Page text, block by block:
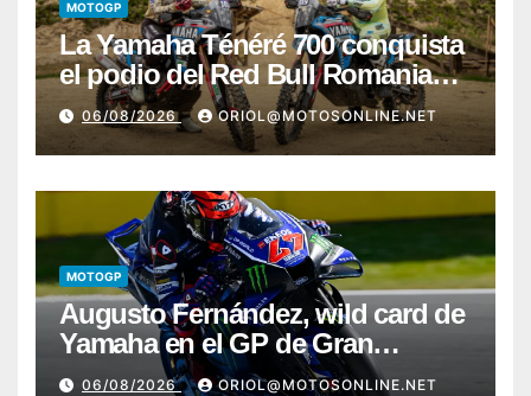
MOTOGP
La Yamaha Ténéré 700 conquista
el podio del Red Bull Romaniacs
2026 con Pol Tarrés
06/08/2026 ORIOL@MOTOSONLINE.NET
MOTOGP
Augusto Fernández, wild card de
Yamaha en el GP de Gran
Bretaña
06/08/2026 ORIOL@MOTOSONLINE.NET